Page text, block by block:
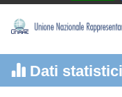
Dati statistici